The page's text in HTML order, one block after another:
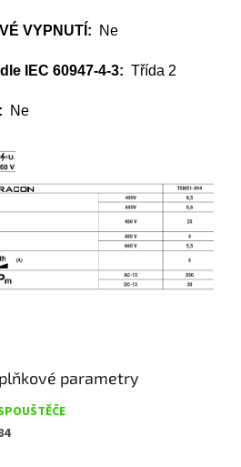
VYPNUTÍ:
  Ne
IEC 60947-4-3: Třída 2
  Ne
parametry